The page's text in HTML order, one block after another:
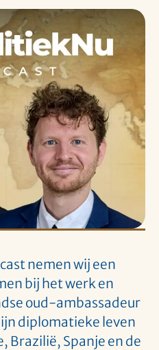
nemen wij een
bij het werk en
oud-ambassadeur
diplomatieke leven
Brazilië, Spanje en de